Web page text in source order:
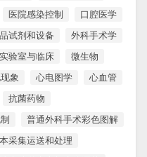
医院感染控制
口腔医学
试剂和设备
外科手术学
实验室与临床
微生物
象
心电图学
心血管
抗菌药物
普通外科手术彩色图解
采集运送和处理